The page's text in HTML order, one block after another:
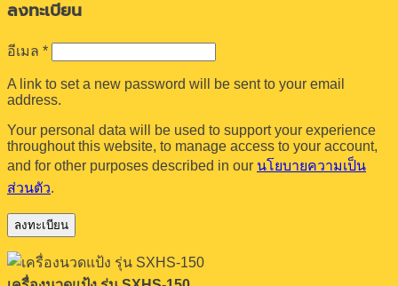
ลงทะเบียน
อีเมล *ต้องการ
A link to set a new password will be sent to your email
address.
Your personal data will be used to support your experience
throughout this website, to manage access to your account,
and for other purposes described in our นโยบายความเป็น
ส่วนตัว.
ลงทะเบียน